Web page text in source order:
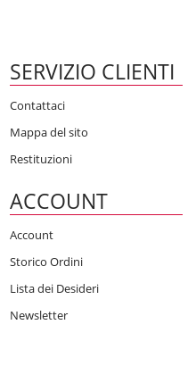
SERVIZIO CLIENTI
Contattaci
Mappa del sito
Restituzioni
ACCOUNT
Account
Storico Ordini
Lista dei Desideri
Newsletter